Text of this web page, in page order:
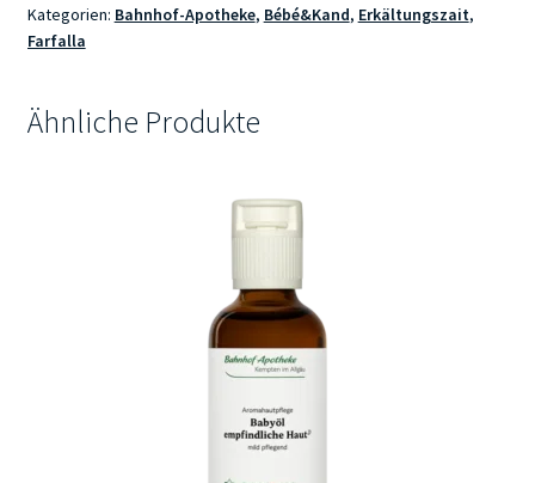
Menge
Kategorien: Bahnhof-Apotheke, Bébé&Kand, Erkältungszait,
Farfalla
Ähnliche Produkte